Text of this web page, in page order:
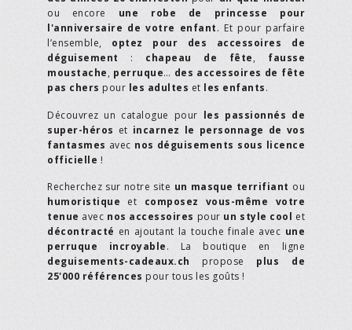
ou encore une robe de princesse pour
l'anniversaire de votre enfant. Et pour parfaire
l’ensemble, optez pour des accessoires de
déguisement : chapeau de fête, fausse
moustache, perruque… des accessoires de fête
pas chers pour les adultes et les enfants.
Découvrez un catalogue pour les passionnés de
super-héros et incarnez le personnage de vos
fantasmes avec nos déguisements sous licence
officielle !
Recherchez sur notre site un masque terrifiant ou
humoristique et composez vous-même votre
tenue avec nos accessoires pour un style cool et
décontracté en ajoutant la touche finale avec une
perruque incroyable. La boutique en ligne
deguisements-cadeaux.ch propose plus de
25'000 références pour tous les goûts !